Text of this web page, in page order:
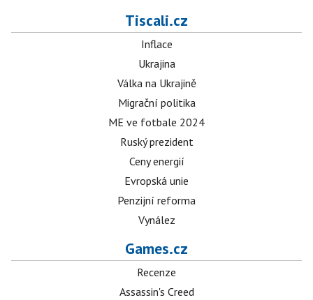
Tiscali.cz
Inflace
Ukrajina
Válka na Ukrajině
Migrační politika
ME ve fotbale 2024
Ruský prezident
Ceny energií
Evropská unie
Penzijní reforma
Vynález
Games.cz
Recenze
Assassin's Creed